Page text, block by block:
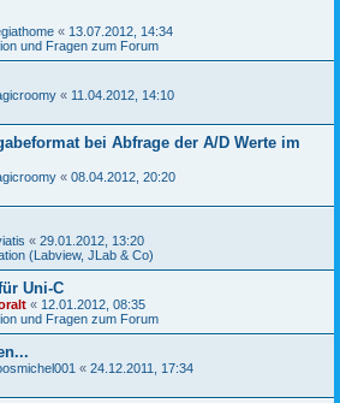
« 13.07.2012, 14:34
und Fragen zum Forum
« 11.04.2012, 14:10
bei Abfrage der A/D Werte im
« 08.04.2012, 20:20
« 29.01.2012, 13:20
(Labview, JLab & Co)
Uni-C
« 12.01.2012, 08:35
und Fragen zum Forum
« 24.12.2011, 17:34